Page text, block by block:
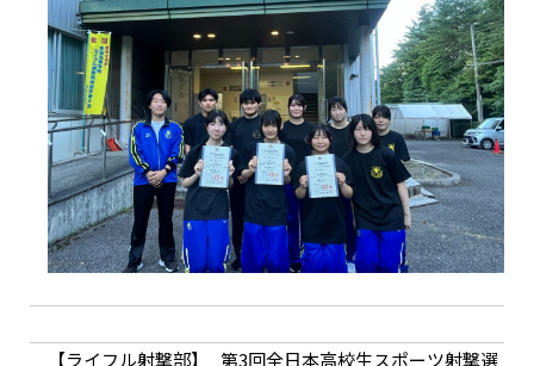
ライフル射撃部
第3回全日本高校生スポーツ射撃選